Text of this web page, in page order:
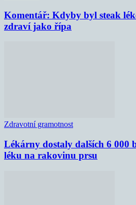
Komentář: Kdyby byl steak
zdraví jako řípa
Zdravotní gramotnost
Lékárny dostaly dalších 6 000
léku na rakovinu prsu